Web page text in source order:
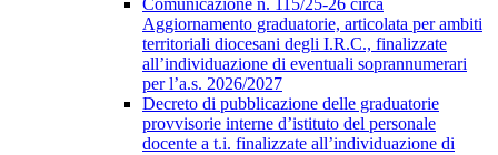
Comunicazione n. 115/25-26 circa
Aggiornamento graduatorie, articolata per ambiti
territoriali diocesani degli I.R.C., finalizzate
all’individuazione di eventuali soprannumerari
per l’a.s. 2026/2027
Decreto di pubblicazione delle graduatorie
provvisorie interne d’istituto del personale
docente a t.i. finalizzate all’individuazione di